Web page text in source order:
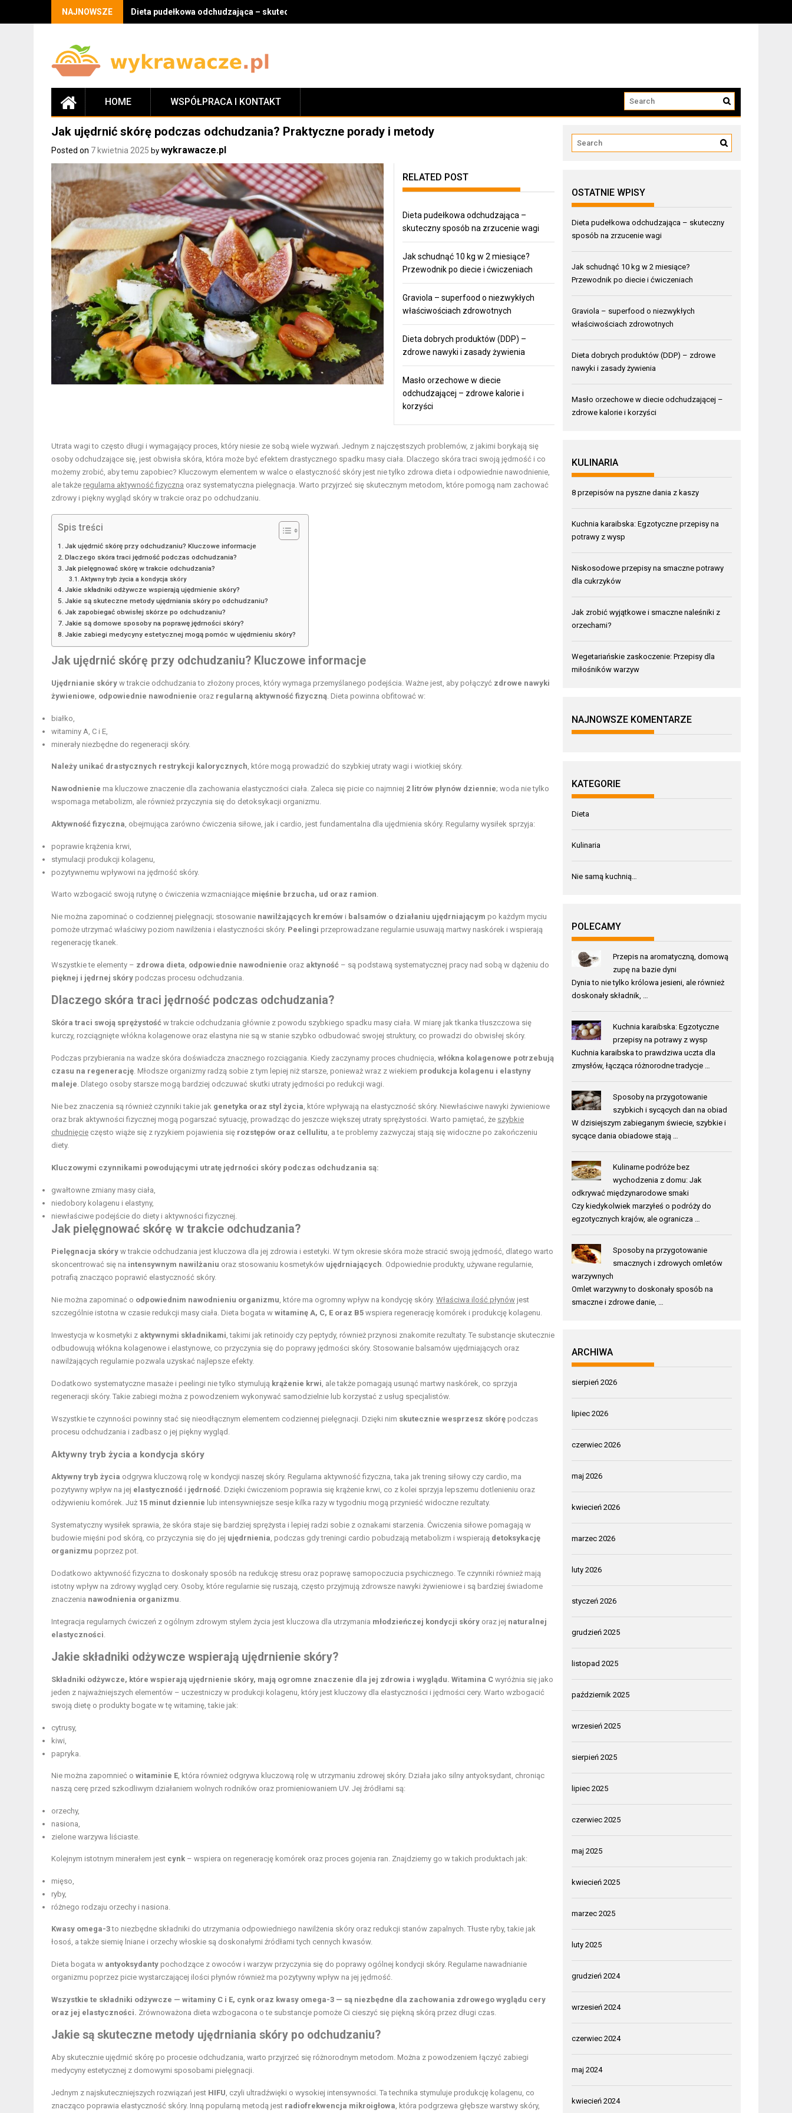
NAJNOWSZE Dieta pudełkowa odchudzająca – skuteczny sposób na zrzucenie wagi
HOME WSPÓŁPRACA I KONTAKT
Jak ujędrnić skórę podczas odchudzania? Praktyczne porady i metody
Posted on 7 kwietnia 2025 by wykrawacze.pl
RELATED POST
Dieta pudełkowa odchudzająca –
skuteczny sposób na zrzucenie wagi
Jak schudnąć 10 kg w 2 miesiące?
Przewodnik po diecie i ćwiczeniach
Graviola – superfood o niezwykłych
właściwościach zdrowotnych
Dieta dobrych produktów (DDP) –
zdrowe nawyki i zasady żywienia
Masło orzechowe w diecie
odchudzającej – zdrowe kalorie i
korzyści
Utrata wagi to często długi i wymagający proces, który niesie ze sobą wiele wyzwań. Jednym z najczęstszych problemów, z jakimi borykają się
osoby odchudzające się, jest obwisła skóra, która może być efektem drastycznego spadku masy ciała. Dlaczego skóra traci swoją jędrność i co
możemy zrobić, aby temu zapobiec? Kluczowym elementem w walce o elastyczność skóry jest nie tylko zdrowa dieta i odpowiednie nawodnienie,
ale także regularna aktywność fizyczna oraz systematyczna pielęgnacja. Warto przyjrzeć się skutecznym metodom, które pomogą nam zachować
zdrowy i piękny wygląd skóry w trakcie oraz po odchudzaniu.
Spis treści
Jak ujędrnić skórę przy odchudzaniu? Kluczowe informacje
Dlaczego skóra traci jędrność podczas odchudzania?
Jak pielęgnować skórę w trakcie odchudzania?
Aktywny tryb życia a kondycja skóry
Jakie składniki odżywcze wspierają ujędrnienie skóry?
Jakie są skuteczne metody ujędrniania skóry po odchudzaniu?
Jak zapobiegać obwisłej skórze po odchudzaniu?
Jakie są domowe sposoby na poprawę jędrności skóry?
Jakie zabiegi medycyny estetycznej mogą pomóc w ujędrnieniu skóry?
Jak ujędrnić skórę przy odchudzaniu? Kluczowe informacje
Ujędrnianie skóry w trakcie odchudzania to złożony proces, który wymaga przemyślanego podejścia. Ważne jest, aby połączyć zdrowe nawyki
żywieniowe odpowiednie nawodnienie oraz regularną aktywność fizyczną . Dieta powinna obfitować w:
białko,
witaminy A, C i E,
minerały niezbędne do regeneracji skóry.
Należy unikać drastycznych restrykcji kalorycznych , które mogą prowadzić do szybkiej utraty wagi i wiotkiej skóry.
Nawodnienie ma kluczowe znaczenie dla zachowania elastyczności ciała. Zaleca się picie co najmniej 2 litrów płynów dziennie; woda nie tylko
wspomaga metabolizm, ale również przyczynia się do detoksykacji organizmu.
Aktywność fizyczna , obejmująca zarówno ćwiczenia siłowe, jak i cardio, jest fundamentalna dla ujędrnienia skóry. Regularny wysiłek sprzyja:
poprawie krążenia krwi,
stymulacji produkcji kolagenu,
pozytywnemu wpływowi na jędrność skóry.
Warto wzbogacić swoją rutynę o ćwiczenia wzmacniające mięśnie brzucha, ud oraz ramion
Nie można zapominać o codziennej pielęgnacji; stosowanie nawilżających kremów i balsamów o działaniu ujędrniającym po każdym myciu
pomoże utrzymać właściwy poziom nawilżenia i elastyczności skóry. Peelingi przeprowadzane regularnie usuwają martwy naskórek i wspierają
regenerację tkanek.
Wszystkie te elementy – zdrowa dieta odpowiednie nawodnienie oraz aktyność – są podstawą systematycznej pracy nad sobą w dążeniu do
pięknej i jędrnej skóry podczas procesu odchudzania.
Dlaczego skóra traci jędrność podczas odchudzania?
Skóra traci swoją sprężystość w trakcie odchudzania głównie z powodu szybkiego spadku masy ciała. W miarę jak tkanka tłuszczowa się
kurczy, rozciągnięte włókna kolagenowe oraz elastyna nie są w stanie szybko odbudować swojej struktury, co prowadzi do obwisłej skóry.
Podczas przybierania na wadze skóra doświadcza znacznego rozciągania. Kiedy zaczynamy proces chudnięcia, włókna kolagenowe potrzebują
czasu na regenerację . Młodsze organizmy radzą sobie z tym lepiej niż starsze, ponieważ wraz z wiekiem produkcja kolagenu i elastyny
maleje . Dlatego osoby starsze mogą bardziej odczuwać skutki utraty jędrności po redukcji wagi.
Nie bez znaczenia są również czynniki takie jak genetyka oraz styl życia , które wpływają na elastyczność skóry. Niewłaściwe nawyki żywieniowe
oraz brak aktywności fizycznej mogą pogarszać sytuację, prowadząc do jeszcze większej utraty sprężystości. Warto pamiętać, że szybkie
chudnięcie często wiąże się z ryzykiem pojawienia się rozstępów oraz cellulitu , a te problemy zazwyczaj stają się widoczne po zakończeniu
diety.
Kluczowymi czynnikami powodującymi utratę jędrności skóry podczas odchudzania są:
gwałtowne zmiany masy ciała,
niedobory kolagenu i elastyny,
niewłaściwe podejście do diety i aktywności fizycznej.
Jak pielęgnować skórę w trakcie odchudzania?
Pielęgnacja skóry w trakcie odchudzania jest kluczowa dla jej zdrowia i estetyki. W tym okresie skóra może stracić swoją jędrność, dlatego warto
skoncentrować się na intensywnym nawilżaniu oraz stosowaniu kosmetyków ujędrniających . Odpowiednie produkty, używane regularnie,
potrafią znacząco poprawić elastyczność skóry.
Nie można zapominać o odpowiednim nawodnieniu organizmu , które ma ogromny wpływ na kondycję skóry. Właściwa ilość płynów jest
szczególnie istotna w czasie redukcji masy ciała. Dieta bogata w witaminę A, C, E oraz B5 wspiera regenerację komórek i produkcję kolagenu.
Inwestycja w kosmetyki z aktywnymi składnikami , takimi jak retinoidy czy peptydy, również przynosi znakomite rezultaty. Te substancje skutecznie
odbudowują włókna kolagenowe i elastynowe, co przyczynia się do poprawy jędrności skóry. Stosowanie balsamów ujędrniających oraz
nawilżających regularnie pozwala uzyskać najlepsze efekty.
Dodatkowo systematyczne masaże i peelingi nie tylko stymulują krążenie krwi , ale także pomagają usunąć martwy naskórek, co sprzyja
regeneracji skóry. Takie zabiegi można z powodzeniem wykonywać samodzielnie lub korzystać z usług specjalistów.
Wszystkie te czynności powinny stać się nieodłącznym elementem codziennej pielęgnacji. Dzięki nim skutecznie wesprzesz skórę podczas
procesu odchudzania i zadbasz o jej piękny wygląd.
Aktywny tryb życia a kondycja skóry
Aktywny tryb życia odgrywa kluczową rolę w kondycji naszej skóry. Regularna aktywność fizyczna, taka jak trening siłowy czy cardio, ma
pozytywny wpływ na jej elastyczność i jędrność . Dzięki ćwiczeniom poprawia się krążenie krwi, co z kolei sprzyja lepszemu dotlenieniu oraz
odżywieniu komórek. Już 15 minut dziennie lub intensywniejsze sesje kilka razy w tygodniu mogą przynieść widoczne rezultaty.
Systematyczny wysiłek sprawia, że skóra staje się bardziej sprężysta i lepiej radzi sobie z oznakami starzenia. Ćwiczenia siłowe pomagają w
budowie mięśni pod skórą, co przyczynia się do jej ujędrnienia , podczas gdy treningi cardio pobudzają metabolizm i wspierają detoksykację
organizmu poprzez pot.
Dodatkowo aktywność fizyczna to doskonały sposób na redukcję stresu oraz poprawę samopoczucia psychicznego. Te czynniki również mają
istotny wpływ na zdrowy wygląd cery. Osoby, które regularnie się ruszają, często przyjmują zdrowsze nawyki żywieniowe i są bardziej świadome
znaczenia nawodnienia organizmu
Integracja regularnych ćwiczeń z ogólnym zdrowym stylem życia jest kluczowa dla utrzymania młodzieńczej kondycji skóry oraz jej naturalnej
elastyczności
Jakie składniki odżywcze wspierają ujędrnienie skóry?
Składniki odżywcze, które wspierają ujędrnienie skóry, mają ogromne znaczenie dla jej zdrowia i wyglądu. Witamina C wyróżnia się jako
jeden z najważniejszych elementów – uczestniczy w produkcji kolagenu, który jest kluczowy dla elastyczności i jędrności cery. Warto wzbogacić
swoją dietę o produkty bogate w tę witaminę, takie jak:
cytrusy,
kiwi,
papryka.
Nie można zapomnieć o witaminie E , która również odgrywa kluczową rolę w utrzymaniu zdrowej skóry. Działa jako silny antyoksydant, chroniąc
naszą cerę przed szkodliwym działaniem wolnych rodników oraz promieniowaniem UV. Jej źródłami są:
orzechy,
nasiona,
zielone warzywa liściaste.
Kolejnym istotnym minerałem jest cynk – wspiera on regenerację komórek oraz proces gojenia ran. Znajdziemy go w takich produktach jak:
mięso,
ryby,
różnego rodzaju orzechy i nasiona.
Kwasy omega-3to niezbędne składniki do utrzymania odpowiedniego nawilżenia skóry oraz redukcji stanów zapalnych. Tłuste ryby, takie jak
łosoś, a także siemię lniane i orzechy włoskie są doskonałymi źródłami tych cennych kwasów.
Dieta bogata w antyoksydanty pochodzące z owoców i warzyw przyczynia się do poprawy ogólnej kondycji skóry. Regularne nawadnianie
organizmu poprzez picie wystarczającej ilości płynów również ma pozytywny wpływ na jej jędrność.
Wszystkie te składniki odżywcze — witaminy C i E, cynk oraz kwasy omega-3 — są niezbędne dla zachowania zdrowego wyglądu cery
oraz jej elastyczności. Zrównoważona dieta wzbogacona o te substancje pomoże Ci cieszyć się piękną skórą przez długi czas.
Jakie są skuteczne metody ujędrniania skóry po odchudzaniu?
Aby skutecznie ujędrnić skórę po procesie odchudzania, warto przyjrzeć się różnorodnym metodom. Można z powodzeniem łączyć zabiegi
medycyny estetycznej z domowymi sposobami pielęgnacji.
Jednym z najskuteczniejszych rozwiązań jest HIFU , czyli ultradźwięki o wysokiej intensywności. Ta technika stymuluje produkcję kolagenu, co
znacząco poprawia elastyczność skóry. Inną popularną metodą jest radiofrekwencja mikroigłowa , która podgrzewa głębsze warstwy skóry,
OSTATNIE WPISY
Dieta pudełkowa odchudzająca – skuteczny
sposób na zrzucenie wagi
Jak schudnąć 10 kg w 2 miesiące?
Przewodnik po diecie i ćwiczeniach
Graviola – superfood o niezwykłych
właściwościach zdrowotnych
Dieta dobrych produktów (DDP) – zdrowe
nawyki i zasady żywienia
Masło orzechowe w diecie odchudzającej –
zdrowe kalorie i korzyści
KULINARIA
8 przepisów na pyszne dania z kaszy
Kuchnia karaibska: Egzotyczne przepisy na
potrawy z wysp
Niskosodowe przepisy na smaczne potrawy
dla cukrzyków
Jak zrobić wyjątkowe i smaczne naleśniki z
orzechami?
Wegetariańskie zaskoczenie: Przepisy dla
miłośników warzyw
NAJNOWSZE KOMENTARZE
KATEGORIE
Dieta
Kulinaria
Nie samą kuchnią…
POLECAMY
Przepis na aromatyczną, domową
zupę na bazie dyni
Dynia to nie tylko królowa jesieni, ale również
doskonały składnik, …
Kuchnia karaibska: Egzotyczne
przepisy na potrawy z wysp
Kuchnia karaibska to prawdziwa uczta dla
zmysłów, łącząca różnorodne tradycje …
Sposoby na przygotowanie
szybkich i sycących dan na obiad
W dzisiejszym zabieganym świecie, szybkie i
sycące dania obiadowe stają …
Kulinarne podróże bez
wychodzenia z domu: Jak
odkrywać międzynarodowe smaki
Czy kiedykolwiek marzyłeś o podróży do
egzotycznych krajów, ale ogranicza …
Sposoby na przygotowanie
smacznych i zdrowych omletów
warzywnych
Omlet warzywny to doskonały sposób na
smaczne i zdrowe danie, …
ARCHIWA
sierpień 2026
lipiec 2026
czerwiec 2026
maj 2026
kwiecień 2026
marzec 2026
luty 2026
styczeń 2026
grudzień 2025
listopad 2025
październik 2025
wrzesień 2025
sierpień 2025
lipiec 2025
czerwiec 2025
maj 2025
kwiecień 2025
marzec 2025
luty 2025
grudzień 2024
wrzesień 2024
czerwiec 2024
maj 2024
kwiecień 2024